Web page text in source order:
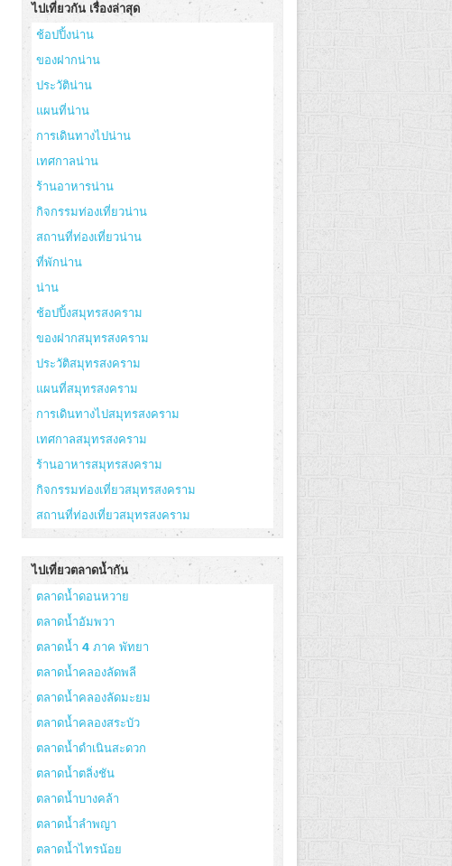
ไปเที่ยวกัน เรื่องล่าสุด
ช้อปปิ้งน่าน
ของฝากน่าน
ประวัติน่าน
แผนที่น่าน
การเดินทางไปน่าน
เทศกาลน่าน
ร้านอาหารน่าน
กิจกรรมท่องเที่ยวน่าน
สถานที่ท่องเที่ยวน่าน
ที่พักน่าน
น่าน
ช้อปปิ้งสมุทรสงคราม
ของฝากสมุทรสงคราม
ประวัติสมุทรสงคราม
แผนที่สมุทรสงคราม
การเดินทางไปสมุทรสงคราม
เทศกาลสมุทรสงคราม
ร้านอาหารสมุทรสงคราม
กิจกรรมท่องเที่ยวสมุทรสงคราม
สถานที่ท่องเที่ยวสมุทรสงคราม
ไปเที่ยวตลาดน้ำกัน
ตลาดน้ำดอนหวาย
ตลาดน้ำอัมพวา
ตลาดน้ำ 4 ภาค พัทยา
ตลาดน้ำคลองลัดพลี
ตลาดน้ำคลองลัดมะยม
ตลาดน้ำคลองสระบัว
ตลาดน้ำดำเนินสะดวก
ตลาดน้ำตลิ่งชัน
ตลาดน้ำบางคล้า
ตลาดน้ำลำพญา
ตลาดน้ำไทรน้อย